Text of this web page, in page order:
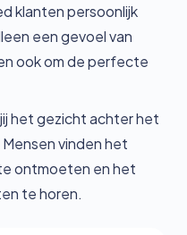
klanten persoonlijk
een gevoel van
ook om de perfecte
het gezicht achter het
vinden het
ontmoeten en het
te horen.